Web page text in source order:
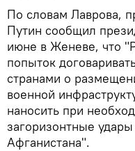
По словам Лаврова,
Путин сообщил
июне в Женеве, что
попыток
странами о
военной
наносить при
загоризонтные
Афганистана".